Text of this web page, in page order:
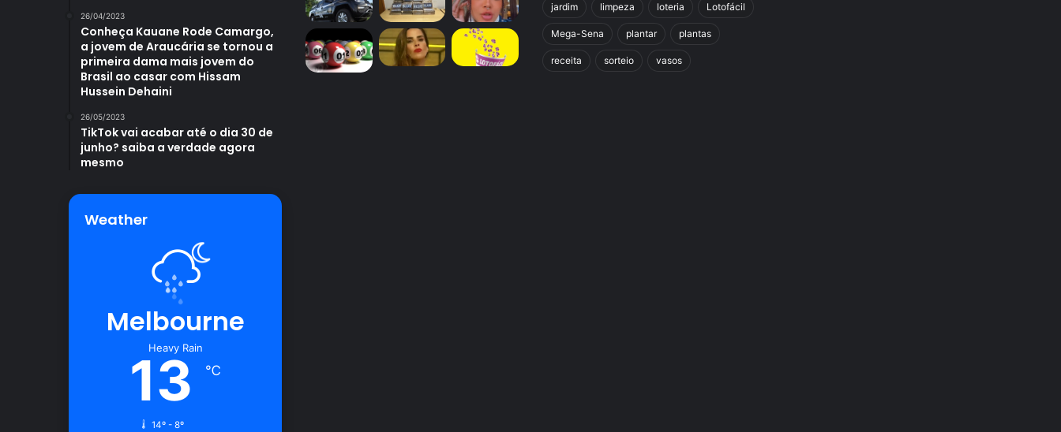
26/04/2023
Conheça Kauane Rode Camargo,
a jovem de Araucária se tornou a
primeira dama mais jovem do
Brasil ao casar com Hissam
Hussein Dehaini
26/05/2023
TikTok vai acabar até o dia 30 de
junho? saiba a verdade agora
mesmo
Weather
Melbourne
Heavy Rain
13 ℃
14º - 8º
jardim limpeza loteria Lotofácil
Mega-Sena plantar plantas
receita sorteio vasos